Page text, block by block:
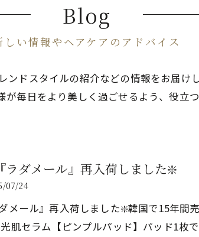
Blog
しい情報やヘアケアのアドバイス
ドスタイルの紹介などの情報をお届け
毎日をより美しく過ごせるよう、役立
ラダメール』再入荷しました❇️
07/24
メール』再入荷しました❇️韓国で15年間
肌セラム【ピンプルパッド】パッド1枚